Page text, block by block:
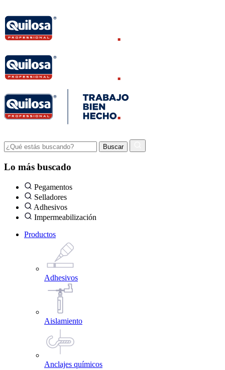
Lo más buscado
Pegamentos
Selladores
Adhesivos
Impermeabilización
Productos
Adhesivos
Aislamiento
Anclajes químicos